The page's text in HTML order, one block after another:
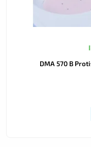
DMA 570 B